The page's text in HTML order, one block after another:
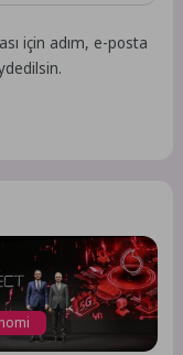
için adım, e-posta